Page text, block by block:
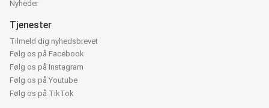
Nyheder
Tjenester
Tilmeld dig nyhedsbrevet
Følg os på Facebook
Følg os på Instagram
Følg os på Youtube
Følg os på TikTok